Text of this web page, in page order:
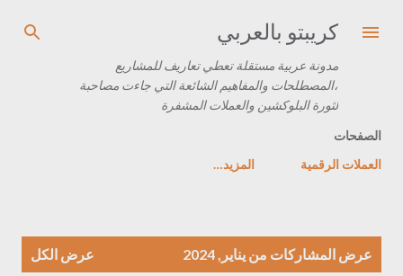
التخطي إلى المحتوى الرئيسيكريبتو بالعربي
مدونة عربية مستقلة تعطي تعاريف للمشاريع
،المصطلحات والمفاهيم الشائعة التي جاءت مصاحبة
لثورة البلوكشين والعملات المشفرة
الصفحات
العملات الرقمية
‏المزيد…
عرض المشاركات من يناير, 2024 عرض الكل